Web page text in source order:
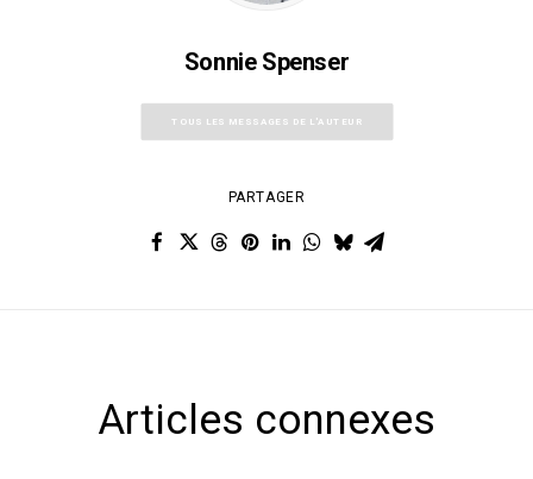
Sonnie Spenser
TOUS LES MESSAGES DE L'AUTEUR
PARTAGER
Articles connexes